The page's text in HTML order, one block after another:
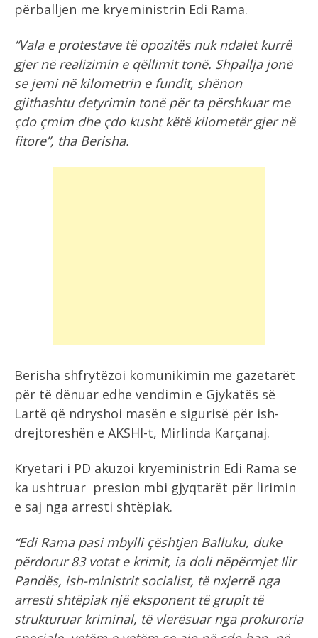
përballjen me kryeministrin Edi Rama.
“Vala e protestave të opozitës nuk ndalet kurrë
gjer në realizimin e qëllimit tonë. Shpallja jonë
se jemi në kilometrin e fundit, shënon
gjithashtu detyrimin tonë për ta përshkuar me
çdo çmim dhe çdo kusht këtë kilometër gjer në
fitore”, tha Berisha.
Berisha shfrytëzoi komunikimin me gazetarët
për të dënuar edhe vendimin e Gjykatës së
Lartë që ndryshoi masën e sigurisë për ish-
drejtoreshën e AKSHI-t, Mirlinda Karçanaj.
Kryetari i PD akuzoi kryeministrin Edi Rama se
ka ushtruar presion mbi gjyqtarët për lirimin
e saj nga arresti shtëpiak.
“Edi Rama pasi mbylli çështjen Balluku, duke
përdorur 83 votat e krimit, ia doli nëpërmjet Ilir
Pandës, ish-ministrit socialist, të nxjerrë nga
arresti shtëpiak një eksponent të grupit të
strukturuar kriminal, të vlerësuar nga prokuroria